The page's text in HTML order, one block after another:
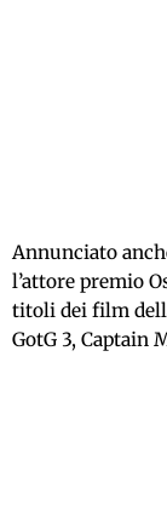
Annunciato
l’attore premio
titoli dei film
GotG 3, Captain